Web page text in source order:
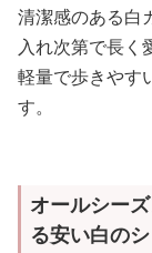
清潔感のある白
入れ次第で長く
軽量で歩きやす
す。
オールシー
る安い白の